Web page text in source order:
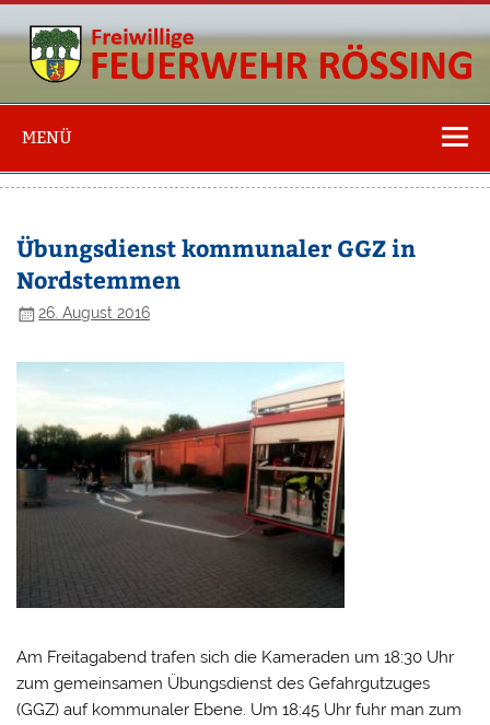
Freiwillige
Feuerwehr
Rössing
MENÜ
Übungsdienst kommunaler GGZ in
Nordstemmen
26. August 2016
Am Freitagabend trafen sich die Kameraden um 18:30 Uhr
zum gemeinsamen Übungsdienst des Gefahrgutzuges
(GGZ) auf kommunaler Ebene. Um 18:45 Uhr fuhr man zum